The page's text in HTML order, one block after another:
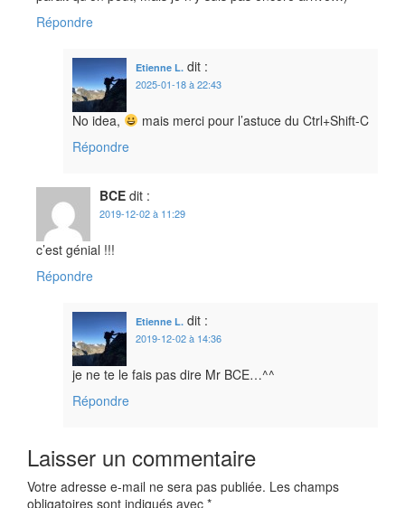
Répondre
Etienne L. dit :
2025-01-18 à 22:43
No idea,
mais merci pour l’astuce du Ctrl+Shift-C
Répondre
BCE dit :
2019-12-02 à 11:29
c’est génial !!!
Répondre
Etienne L. dit :
2019-12-02 à 14:36
je ne te le fais pas dire Mr BCE…^^
Répondre
Laisser un commentaire
Votre adresse e-mail ne sera pas publiée. Les champs
obligatoires sont indiqués avec *